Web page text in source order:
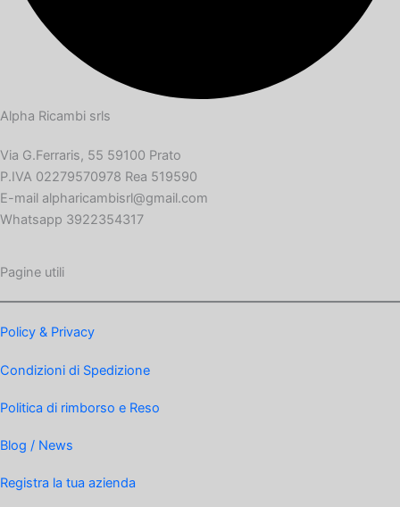
Alpha Ricambi srls
Via G.Ferraris, 55 59100 Prato
P.IVA 02279570978 Rea 519590
E-mail alpharicambisrl@gmail.com
Whatsapp 3922354317
Pagine utili
Policy & Privacy
Condizioni di Spedizione
Politica di rimborso e Reso
Blog / News
Registra la tua azienda